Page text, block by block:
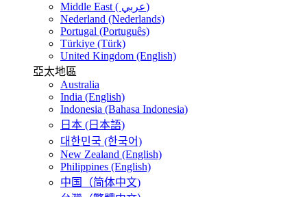
Middle East ( عربي)
Nederland (Nederlands)
Portugal (Português)
Türkiye (Türk)
United Kingdom (English)
亞太地區
Australia
India (English)
Indonesia (Bahasa Indonesia)
日本 (日本語)
대한민국 (한국어)
New Zealand (English)
Philippines (English)
中国（简体中文)